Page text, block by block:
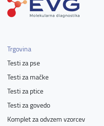
Trgovina
Testi za pse
Testi za mačke
Testi za ptice
Testi za govedo
Komplet za odvzem vzorcev